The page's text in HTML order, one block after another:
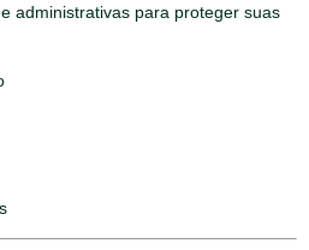
administrativas para proteger suas